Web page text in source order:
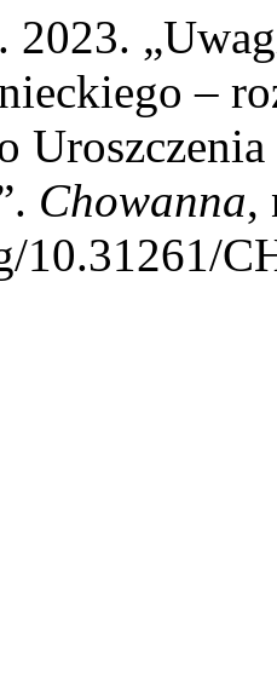
2023.
–
Chowanna,
10.31261/